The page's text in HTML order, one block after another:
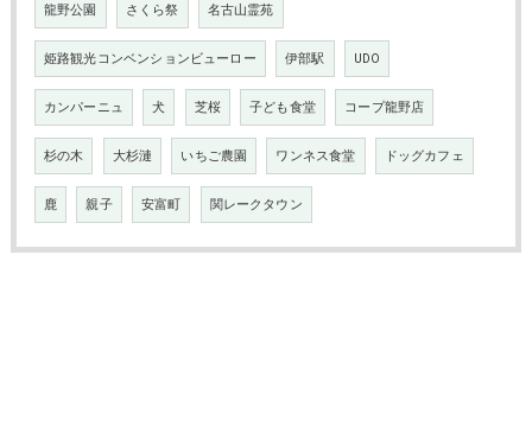
龍野公園 さくら祭 名古山霊苑
姫路観光コンベンションビューロー 伊部駅 UDO
カンパーニュ 犬 芝桜 子ども食堂 コープ龍野店
杉の木 大杉漣 いちご農園 ワンネス食堂 ドッグカフェ
鹿 親子 安富町 関レークタウン